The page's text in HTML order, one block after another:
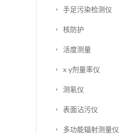
手足污染检测仪
核防护
活度测量
x γ剂量率仪
测氡仪
表面沾污仪
多功能辐射测量仪